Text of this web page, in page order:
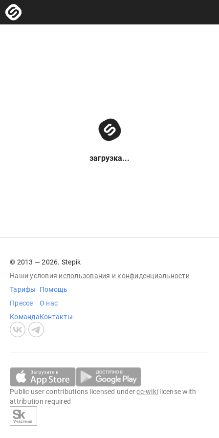
загрузка...
© 2013 — 2026. Stepik
Наши условия использования и конфиденциальности
Тарифы
Прессе
Команда
Помощь
О нас
Контакты
Public user contributions licensed undercc-wiki license with
attribution required